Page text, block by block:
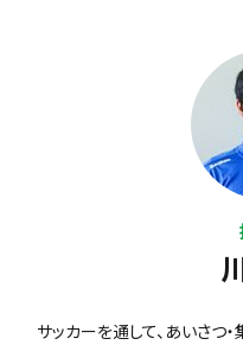
サッカーを通して、あいさつ